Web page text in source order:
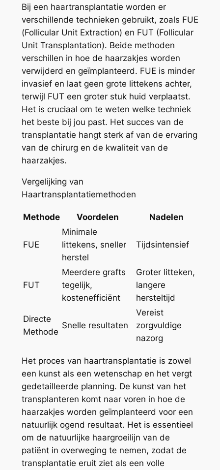
Bij een haartransplantatie worden er
verschillende technieken gebruikt, zoals FUE
(Follicular Unit Extraction) en FUT (Follicular
Unit Transplantation). Beide methoden
verschillen in hoe de haarzakjes worden
verwijderd en geïmplanteerd. FUE is minder
invasief en laat geen grote littekens achter,
terwijl FUT een groter stuk huid verplaatst.
Het is cruciaal om te weten welke techniek
het beste bij jou past. Het succes van de
transplantatie hangt sterk af van de ervaring
van de chirurg en de kwaliteit van de
haarzakjes.
Vergelijking van
Haartransplantatiemethoden
Methode Voordelen Nadelen
FUE
Minimale
littekens, sneller
herstel
Tijdsintensief
FUT
Meerdere grafts
tegelijk,
kostenefficiënt
Groter litteken,
langere
hersteltijd
Directe
Methode
Snelle resultaten
Vereist
zorgvuldige
nazorg
Het proces van haartransplantatie is zowel
een kunst als een wetenschap en het vergt
gedetailleerde planning. De kunst van het
transplanteren komt naar voren in hoe de
haarzakjes worden geïmplanteerd voor een
natuurlijk ogend resultaat. Het is essentieel
om de natuurlijke haargroeilijn van de
patiënt in overweging te nemen, zodat de
transplantatie eruit ziet als een volle